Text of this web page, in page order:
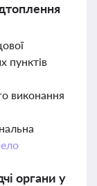
пунктів
виконання
органи у